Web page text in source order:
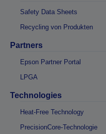
Safety Data Sheets
Recycling von Produkten
Partners
Epson Partner Portal
LPGA
Technologies
Heat-Free Technology
PrecisionCore-Technologie